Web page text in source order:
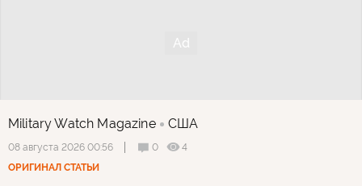
Military Watch Magazine США
08 августа 2026 00:56 0
4
ОРИГИНАЛ СТАТЬИ